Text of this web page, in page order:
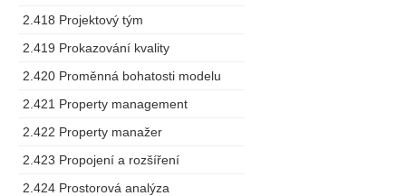
2.418 Projektový tým
2.419 Prokazování kvality
2.420 Proměnná bohatosti modelu
2.421 Property management
2.422 Property manažer
2.423 Propojení a rozšíření
2.424 Prostorová analýza